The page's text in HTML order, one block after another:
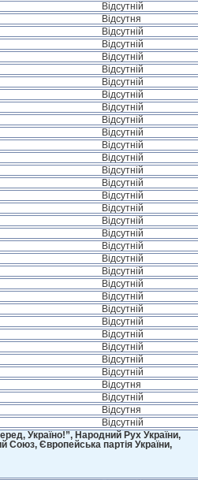
Відсутній
Відсутня
Відсутній
Відсутній
Відсутній
Відсутній
Відсутній
Відсутній
Відсутній
Відсутній
Відсутній
Відсутній
Відсутній
Відсутній
Відсутній
Відсутній
Відсутній
Відсутній
Відсутній
Відсутній
Відсутній
Відсутній
Відсутній
Відсутній
Відсутній
Відсутній
Відсутній
Відсутній
Відсутній
Відсутній
Відсутня
Відсутній
Відсутня
Відсутній
Україно!”, Народний Рух України,
Союз, Європейська партія України,